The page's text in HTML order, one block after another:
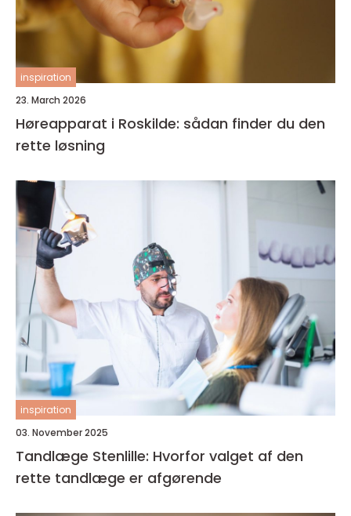
inspiration
23. March 2026
Høreapparat i Roskilde: sådan finder du den
rette løsning
inspiration
03. November 2025
Tandlæge Stenlille: Hvorfor valget af den
rette tandlæge er afgørende